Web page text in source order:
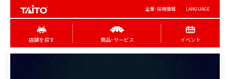
企業･採用情報 LANGUAGE
店舗を探す 商品･サービス イベント